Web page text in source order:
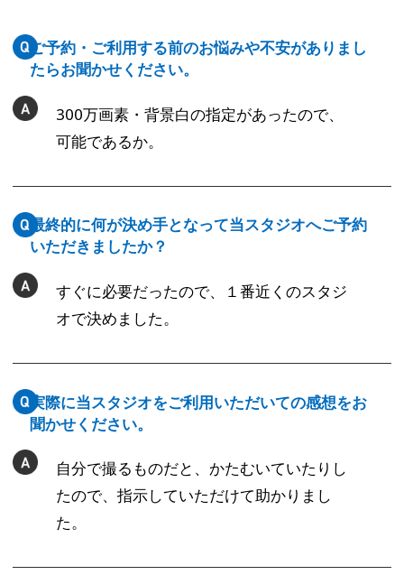
ご予約・ご利用する前のお悩みや不安がありまし
たらお聞かせください。
300万画素・背景白の指定があったので、
可能であるか。
最終的に何が決め手となって当スタジオへご予約
いただきましたか？
すぐに必要だったので、１番近くのスタジ
オで決めました。
実際に当スタジオをご利用いただいての感想をお
聞かせください。
自分で撮るものだと、かたむいていたりし
たので、指示していただけて助かりまし
た。